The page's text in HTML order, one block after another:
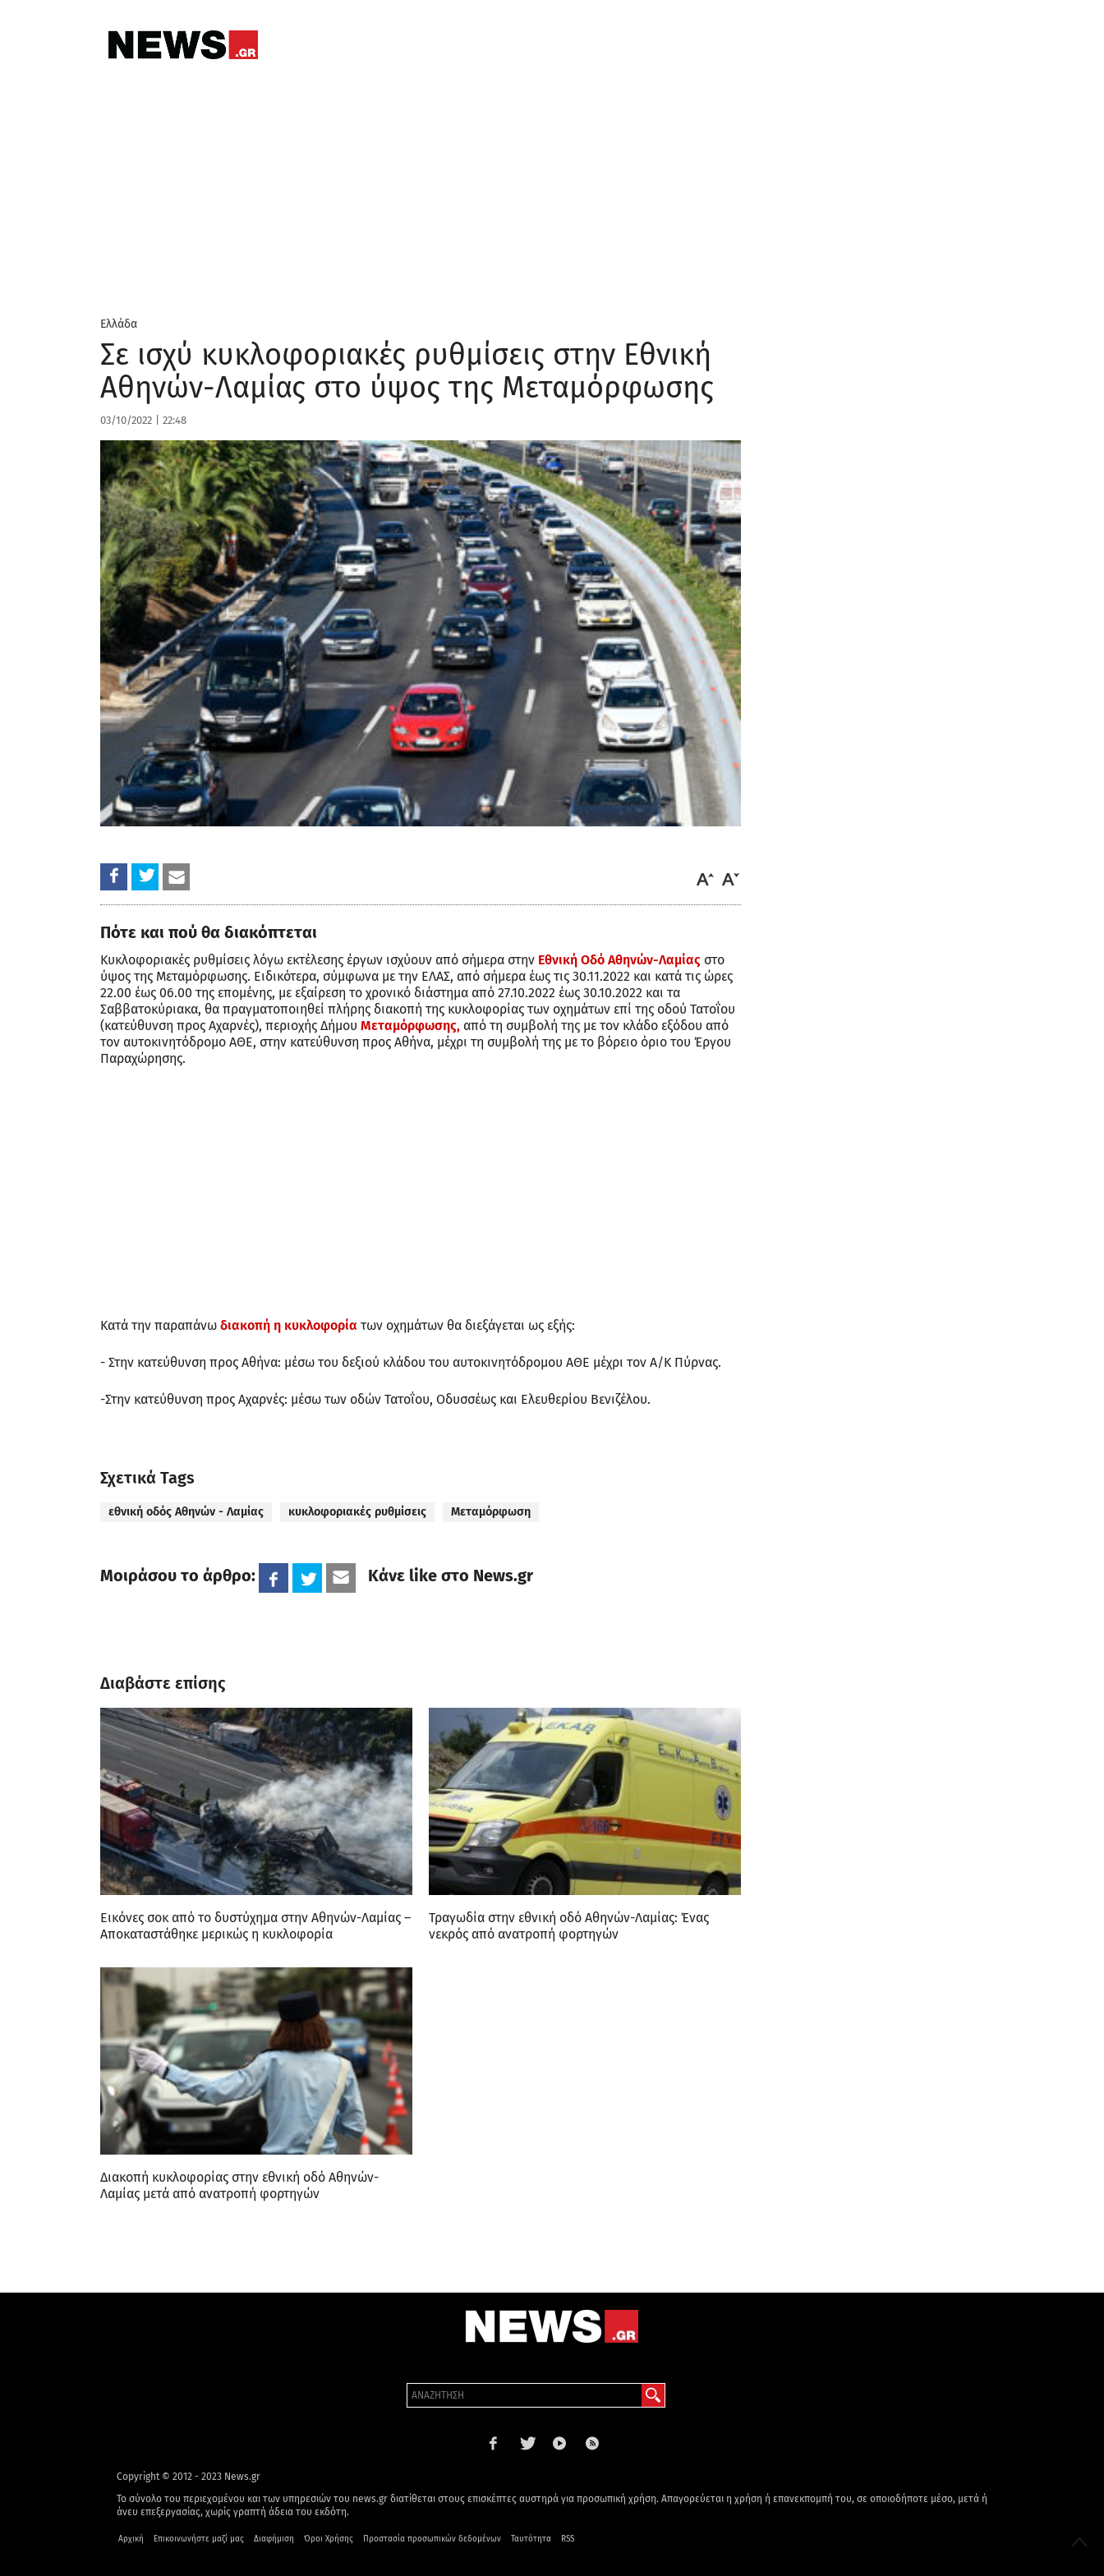
Ελλάδα
Σε ισχύ κυκλοφοριακές ρυθμίσεις στην Εθνική
Αθηνών-Λαμίας στο ύψος της Μεταμόρφωσης
03/10/2022 22:48
Πότε και πού θα διακόπτεται
Κυκλοφοριακές ρυθμίσεις λόγω εκτέλεσης έργων ισχύουν από σήμερα στην Εθνική Οδό Αθηνών-Λαμίας στο
ύψος της Μεταμόρφωσης. Ειδικότερα, σύμφωνα με την ΕΛΑΣ, από σήμερα έως τις 30.11.2022 και κατά τις ώρες
22.00 έως 06.00 της επομένης, με εξαίρεση το χρονικό διάστημα από 27.10.2022 έως 30.10.2022 και τα
Σαββατοκύριακα, θα πραγματοποιηθεί πλήρης διακοπή της κυκλοφορίας των οχημάτων επί της οδού Τατοΐου
(κατεύθυνση προς Αχαρνές), περιοχής Δήμου Μεταμόρφωσης, από τη συμβολή της με τον κλάδο εξόδου από
τον αυτοκινητόδρομο ΑΘΕ, στην κατεύθυνση προς Αθήνα, μέχρι τη συμβολή της με το βόρειο όριο του Έργου
Παραχώρησης.
Κατά την παραπάνω διακοπή η κυκλοφορία των οχημάτων θα διεξάγεται ως εξής:
- Στην κατεύθυνση προς Αθήνα: μέσω του δεξιού κλάδου του αυτοκινητόδρομου ΑΘΕ μέχρι τον Α/Κ Πύρνας.
-Στην κατεύθυνση προς Αχαρνές: μέσω των οδών Τατοΐου, Οδυσσέως και Ελευθερίου Βενιζέλου.
Σχετικά Tags
εθνική οδός Αθηνών - Λαμίας κυκλοφοριακές ρυθμίσεις Μεταμόρφωση
Μοιράσου το άρθρο: Κάνε like στο News.gr
Διαβάστε επίσης
Εικόνες σοκ από το δυστύχημα στην Αθηνών-Λαμίας –
Aποκαταστάθηκε μερικώς η κυκλοφορία
Τραγωδία στην εθνική οδό Αθηνών-Λαμίας: Ένας
νεκρός από ανατροπή φορτηγών
Διακοπή κυκλοφορίας στην εθνική οδό Αθηνών-
Λαμίας μετά από ανατροπή φορτηγών
Copyright © 2012 - 2023 News.gr
Το σύνολο του περιεχομένου και των υπηρεσιών του news.gr διατίθεται στους επισκέπτες αυστηρά για προσωπική χρήση. Απαγορεύεται η χρήση ή επανεκπομπή του, σε οποιοδήποτε μέσο, μετά ή
άνευ επεξεργασίας, χωρίς γραπτή άδεια του εκδότη.
Αρχική Επικοινωνήστε μαζί μας Διαφήμιση Όροι Χρήσης Προστασία προσωπικών δεδομένων Ταυτότητα RSS